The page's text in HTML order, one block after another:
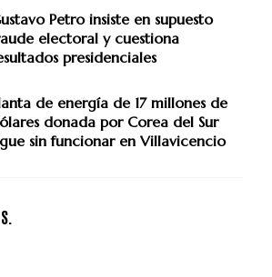
Petro insiste en supuesto
electoral y cuestiona
presidenciales
de energía de 17 millones de
donada por Corea del Sur
sin funcionar en Villavicencio